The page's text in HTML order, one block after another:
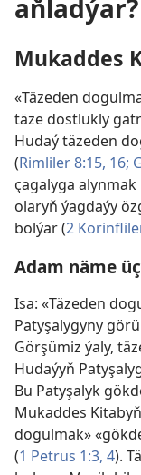
aňladýar?
Mukaddes
«Täzeden
täze dostlukly
Hudaý täzeden
(Rimliler 8:15, 16;
çagalyga
olaryň ýagdaýy
bolýar (2
Adam näme
Isa: «Täzeden
Patyşalygyny
Görşümiz ýaly,
Hudaýyň
Bu Patyşalyk
Mukaddes
dogulmak»
(1 Petrus 1:3, 4).